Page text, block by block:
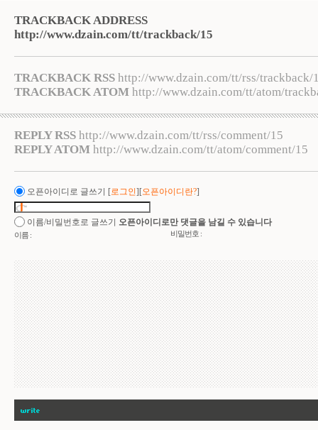
TRACKBACK ADDRESS
http://www.dzain.com/tt/trackback/15
TRACKBACK RSS http://www.dzain.com/tt/rss/trackback/
TRACKBACK ATOM http://www.dzain.com/tt/atom/
REPLY RSS http://www.dzain.com/tt/rss/comment/15
REPLY ATOM http://www.dzain.com/tt/atom/comment/15
오픈아이디로 글쓰기 [로그인][오픈아이디란?]
이름/비밀번호로 글쓰기 오픈아이디로만 댓글을 남길 수 있습니다
이름 : 비밀번호 :